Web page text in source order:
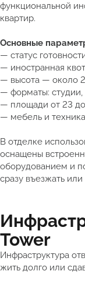
функциональной
квартир.
Основные
— статус
— иностранная
— высота — около
— форматы: студии,
— площади от 23 до
— мебель и
В отделке
оснащены
оборудованием и
сразу въезжать
Tower
Инфраструктура
жить долго или